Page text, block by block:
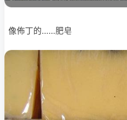
像佈丁的……肥皂